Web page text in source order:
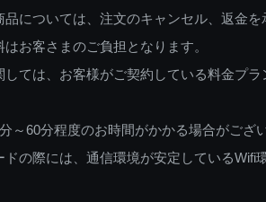
については、注文のキャンセル、返金を
お客さまのご負担となります。
しては、お客様がご契約している料金プ
～60分程度のお時間がかかる場合がござ
の際には、通信環境が安定しているWifi